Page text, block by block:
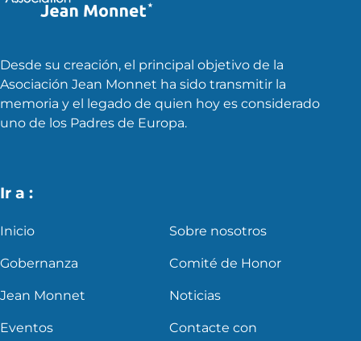
Desde su creación, el principal objetivo de la
Asociación Jean Monnet ha sido transmitir la
memoria y el legado de quien hoy es considerado
uno de los Padres de Europa.
Ir a :
Inicio Sobre nosotros
Gobernanza Comité de Honor
Jean Monnet Noticias
Eventos Contacte con